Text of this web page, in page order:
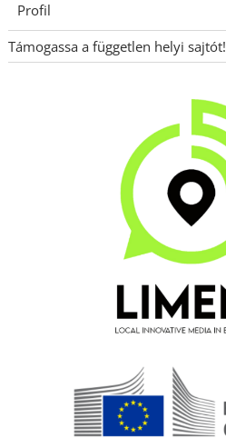
Profil
Támogassa a független helyi sajtót!